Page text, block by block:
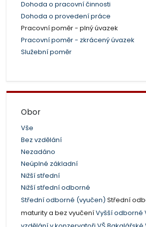
Dohoda o pracovní činnosti
Dohoda o provedení práce
Pracovní poměr - plný úvazek
Pracovní poměr - zkrácený úvazek
Služební poměr
Obor
Vše
Bez vzdělání
Nezadáno
Neúplné základní
Nižší střední
Nižší střední odborné
Střední odborné (vyučen) Střední
maturity a bez vyučeníVyšší odborné